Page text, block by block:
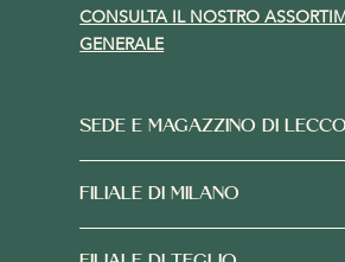
CONSULTA IL NOSTRO
GENERALE
SEDE E MAGAZZINO DI LECCO
FILIALE DI MILANO